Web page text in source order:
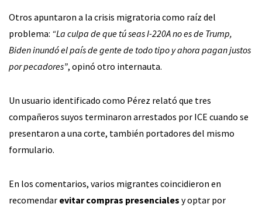
Otros apuntaron a la crisis migratoria como raíz del
problema: “La culpa de que tú seas I-220A no es de Trump,
Biden inundó el país de gente de todo tipo y ahora pagan justos
por pecadores”, opinó otro internauta.
Un usuario identificado como Pérez relató que tres
compañeros suyos terminaron arrestados por ICE cuando se
presentaron a una corte, también portadores del mismo
formulario.
En los comentarios, varios migrantes coincidieron en
recomendar evitar compras presenciales y optar por